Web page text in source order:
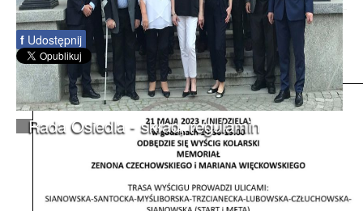
Rada Osiedla - skład, regulamin
f Udostępnij